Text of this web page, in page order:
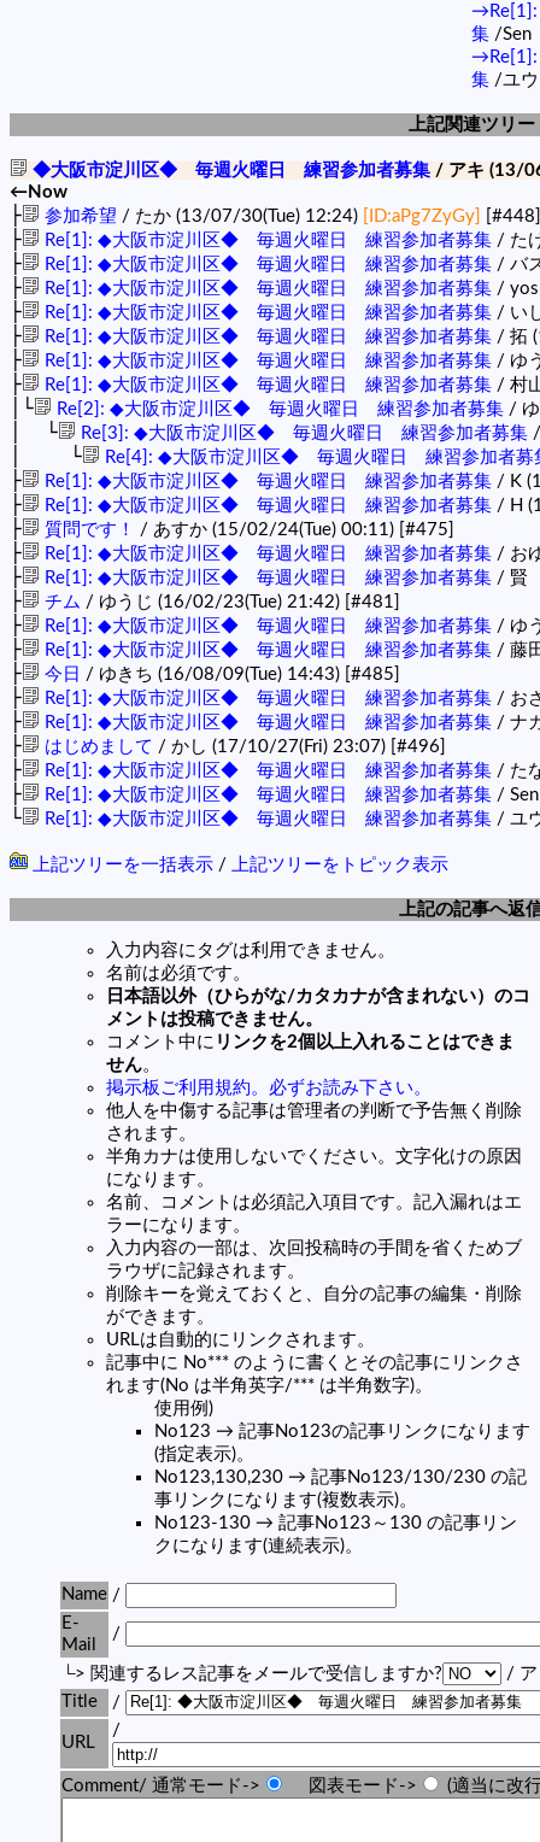
集 /Sen
集 /ユウ
上記関連ツリー
◆大阪市淀川区◆ 毎週火曜日 練習参加者募集 / アキ (13/
←Now
├ 参加希望 / たか (13/07/30(Tue) 12:24) [ID:aPg7ZyGy] [#448]
├ Re[1]: ◆大阪市淀川区◆ 毎週火曜日 練習参加者募集 / た
├ Re[1]: ◆大阪市淀川区◆ 毎週火曜日 練習参加者募集 / バ
├ Re[1]: ◆大阪市淀川区◆ 毎週火曜日 練習参加者募集 /
├ Re[1]: ◆大阪市淀川区◆ 毎週火曜日 練習参加者募集 / い
├ Re[1]: ◆大阪市淀川区◆ 毎週火曜日 練習参加者募集 / 拓
├ Re[1]: ◆大阪市淀川区◆ 毎週火曜日 練習参加者募集 / ゆ
├ Re[1]: ◆大阪市淀川区◆ 毎週火曜日 練習参加者募集 / 村
│└ Re[2]: ◆大阪市淀川区◆ 毎週火曜日 練習参加者募集 /
│ └ Re[3]: ◆大阪市淀川区◆ 毎週火曜日 練習参加者募集
│ └ Re[4]: ◆大阪市淀川区◆ 毎週火曜日 練習参加者募
├ Re[1]: ◆大阪市淀川区◆ 毎週火曜日 練習参加者募集 / K
├ Re[1]: ◆大阪市淀川区◆ 毎週火曜日 練習参加者募集 / H
├ 質問です！ / あすか (15/02/24(Tue) 00:11) [#475]
├ Re[1]: ◆大阪市淀川区◆ 毎週火曜日 練習参加者募集 / お
├ Re[1]: ◆大阪市淀川区◆ 毎週火曜日 練習参加者募集 / 賢
├ チム / ゆうじ (16/02/23(Tue) 21:42) [#481]
├ Re[1]: ◆大阪市淀川区◆ 毎週火曜日 練習参加者募集 / ゆ
├ Re[1]: ◆大阪市淀川区◆ 毎週火曜日 練習参加者募集 / 藤
├ 今日 / ゆきち (16/08/09(Tue) 14:43) [#485]
├ Re[1]: ◆大阪市淀川区◆ 毎週火曜日 練習参加者募集 / お
├ Re[1]: ◆大阪市淀川区◆ 毎週火曜日 練習参加者募集 / ナ
├ はじめまして / かし (17/10/27(Fri) 23:07) [#496]
├ Re[1]: ◆大阪市淀川区◆ 毎週火曜日 練習参加者募集 / た
├ Re[1]: ◆大阪市淀川区◆ 毎週火曜日 練習参加者募集 /
└ Re[1]: ◆大阪市淀川区◆ 毎週火曜日 練習参加者募集 / ユ
上記ツリーを一括表示 / 上記ツリーをトピック表示
上記の記事へ返
入力内容にタグは利用できません。
名前は必須です。
日本語以外（ひらがな/カタカナが含まれない）のコ
メントは投稿できません。
コメント中に リンクを2個以上入れることはできま
せん。
掲示板ご利用規約。必ずお読み下さい。
他人を中傷する記事は管理者の判断で予告無く削除
されます。
半角カナは使用しないでください。文字化けの原因
になります。
名前、コメントは必須記入項目です。記入漏れはエ
ラーになります。
入力内容の一部は、次回投稿時の手間を省くためブ
ラウザに記録されます。
削除キーを覚えておくと、自分の記事の編集・削除
ができます。
URLは自動的にリンクされます。
記事中に No*** のように書くとその記事にリンクさ
れます(No は半角英字/*** は半角数字)。
使用例)
No123 → 記事No123の記事リンクになります
(指定表示)。
No123,130,230 → 記事No123/130/230 の記
事リンクになります(複数表示)。
No123-130 → 記事No123～130 の記事リン
クになります(連続表示)。
Name /
E-
Mail
/
└> 関連するレス記事をメールで受信しますか?
/ ア
Title
/
URL
/
Comment/ 通常モード-> 図表モード-> (適当に改